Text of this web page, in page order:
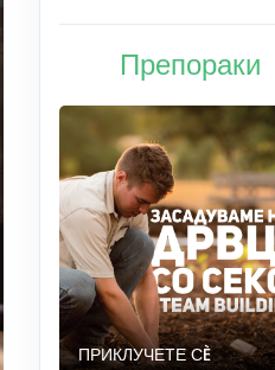
Препораки
ПРИКЛУЧЕТЕ СÈ